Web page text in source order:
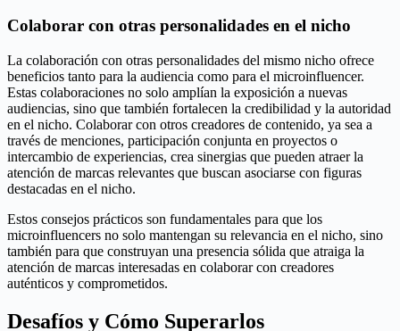
Colaborar con otras personalidades en el nicho
La colaboración con otras personalidades del mismo nicho ofrece
beneficios tanto para la audiencia como para el microinfluencer.
Estas colaboraciones no solo amplían la exposición a nuevas
audiencias, sino que también fortalecen la credibilidad y la autoridad
en el nicho. Colaborar con otros creadores de contenido, ya sea a
través de menciones, participación conjunta en proyectos o
intercambio de experiencias, crea sinergias que pueden atraer la
atención de marcas relevantes que buscan asociarse con figuras
destacadas en el nicho.
Estos consejos prácticos son fundamentales para que los
microinfluencers no solo mantengan su relevancia en el nicho, sino
también para que construyan una presencia sólida que atraiga la
atención de marcas interesadas en colaborar con creadores
auténticos y comprometidos.
Desafíos y Cómo Superarlos